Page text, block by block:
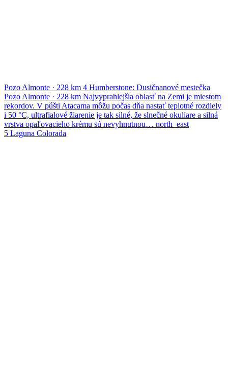
Pozo Almonte · 228 km 4 Humberstone: Dusičnanové mestečka
Pozo Almonte · 228 km Najvyprahlejšia oblasť na Zemi je miestom
rekordov. V púšti Atacama môžu počas dňa nastať teplotné rozdiely
i 50 °C, ultrafialové žiarenie je tak silné, že slnečné okuliare a silná
vrstva opaľovacieho krému sú nevyhnutnou… north_east
5 Laguna Colorada